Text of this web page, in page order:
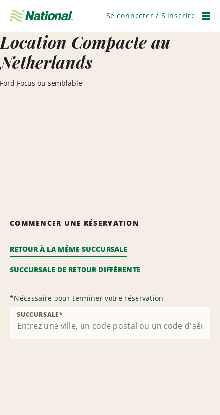
navigation
Se connecter / S'inscrire
Location Compacte au
Netherlands
Ford Focus ou semblable
COMMENCER UNE RÉSERVATION
RETOUR À LA MÊME SUCCURSALE
SUCCURSALE DE RETOUR DIFFÉRENTE
*Nécessaire pour terminer votre réservation
SUCCURSALE*